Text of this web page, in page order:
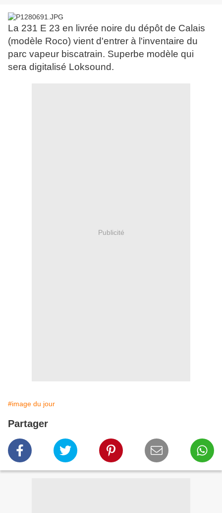
La 231 E 23 en livrée noire du dépôt de Calais
(modèle Roco) vient d'entrer à l'inventaire du
parc vapeur biscatrain. Superbe modèle qui
sera digitalisé Loksound.
Publicité
#image du jour
Partager